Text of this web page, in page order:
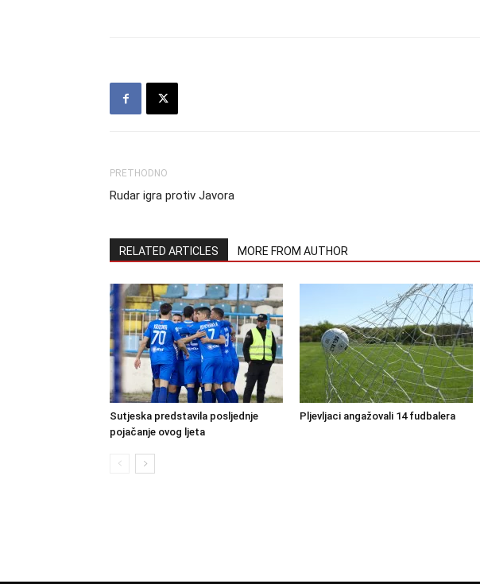
PRETHODNO
Rudar igra protiv Javora
RELATED ARTICLES MORE FROM AUTHOR
Sutjeska predstavila posljednje
pojačanje ovog ljeta
Pljevljaci angažovali 14 fudbalera